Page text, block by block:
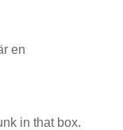
en
in that box.